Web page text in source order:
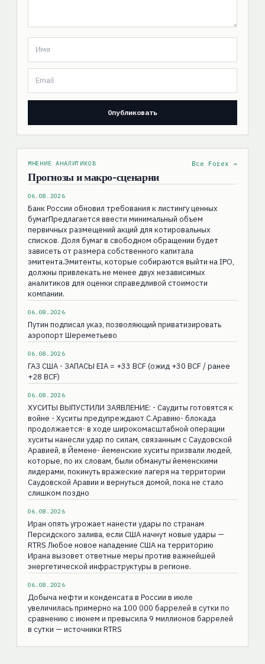
МНЕНИЕ АНАЛИТИКОВ
Прогнозы и макро-сценарии
Все Forex →
06.08.2026
Банк России обновил требования к листингу ценных
бумагПредлагается ввести минимальный объем
первичных размещений акций для котировальных
списков. Доля бумаг в свободном обращении будет
зависеть от размера собственного капитала
эмитента.Эмитенты, которые собираются выйти на IPO,
должны привлекать не менее двух независимых
аналитиков для оценки справедливой стоимости
компании.
06.08.2026
Путин подписал указ, позволяющий приватизировать
аэропорт Шереметьево
06.08.2026
ГАЗ США - ЗАПАСЫ EIA = +33 BCF (ожид +30 BCF / ранее
+28 BCF)
06.08.2026
ХУСИТЫ ВЫПУСТИЛИ ЗАЯВЛЕНИЕ: - Саудиты готовятся к
войне - Хуситы предупреждают С.Аравию- блокада
продолжается- в ходе широкомасштабной операции
хуситы нанесли удар по силам, связанным с Саудовской
Аравией, в Йемене- йеменские хуситы призвали людей,
которые, по их словам, были обмануты йеменскими
лидерами, покинуть вражеские лагеря на территории
Саудовской Аравии и вернуться домой, пока не стало
слишком поздно
06.08.2026
Иран опять угрожает нанести удары по странам
Персидского залива, если США начнут новые удары —
RTRS Любое новое нападение США на территорию
Ирана вызовет ответные меры против важнейшей
энергетической инфраструктуры в регионе.
06.08.2026
Добыча нефти и конденсата в России в июле
увеличилась примерно на 100 000 баррелей в сутки по
сравнению с июнем и превысила 9 миллионов баррелей
в сутки — источники RTRS